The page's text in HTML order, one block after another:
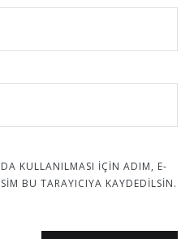
KULLANILMASI IÇIN ADIM, E-
BU TARAYICIYA KAYDEDILSIN.